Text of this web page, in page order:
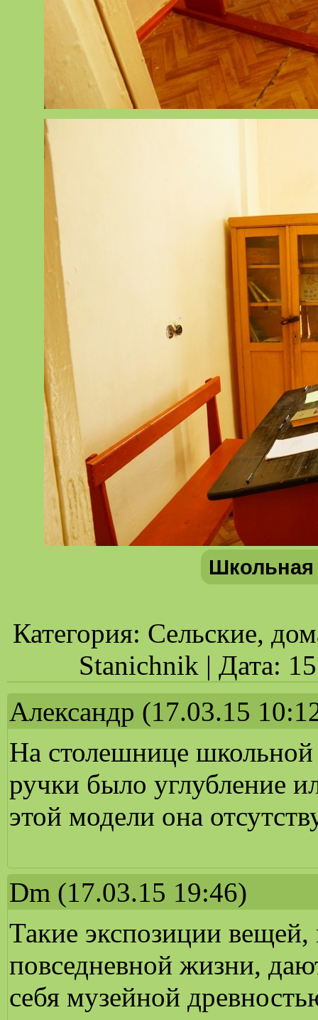
Школьная
Категория: Сельские,
Stanichnik | Дата:
Александр (17.03.15
На столешнице
ручки было углубление
этой модели она
Dm (17.03.15 19:46)
Такие экспозиции вещей,
повседневной жизни,
себя музейной